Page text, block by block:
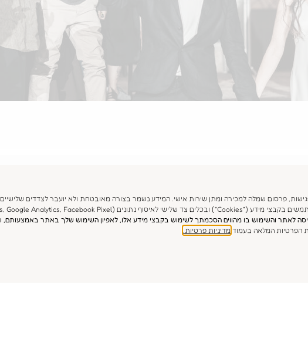
פרסום שמלה למכירה ומתן שירות אישי. המידע נשמר בצורה מאובטחת ולא יועבר לצדדים
לאתר והשימוש בו מהווים הסכמתך לשימוש בקבצי מידע אלו, לאפיון השימוש שלך באתר באמצעותם,
הפרטיות המלאה בעמוד מדיניות פרטיות.